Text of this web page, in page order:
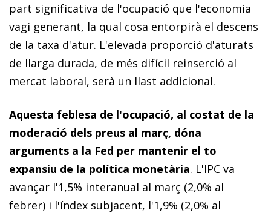
part significativa de l'ocupació que l'economia
vagi generant, la qual cosa entorpirà el descens
de la taxa d'atur. L'elevada proporció d'aturats
de llarga durada, de més difícil reinserció al
mercat laboral, serà un llast addicional.
Aquesta feblesa de l'ocupació, al costat de la
moderació dels preus al març, dóna
arguments a la Fed per mantenir el to
expansiu de la política monetària. L'IPC va
avançar l'1,5% inter­­anual al març (2,0% al
febrer) i l'índex subjacent, l'1,9% (2,0% al